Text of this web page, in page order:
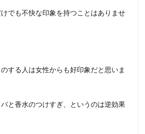
でも不快な印象を持つことはありませ
する人は女性からも好印象だと思いま
と香水のつけすぎ、というのは逆効果